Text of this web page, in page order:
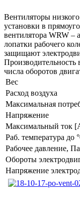
Вентиляторы
установки в
вентилятора WRW –
лопатки рабочего
защищают
Производительность
числа оборотов
Вес
Расход воздуха
Максимальная
Напряжение
Максимальный ток
Раб. температура до
Рабочее давление, Па
Обороты
Напряжение